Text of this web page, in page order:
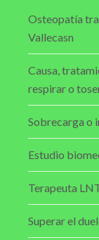
Osteopatía
Vallecasn
Causa,
respirar o
Sobrecarga o
Estudio
Terapeuta
Superar el